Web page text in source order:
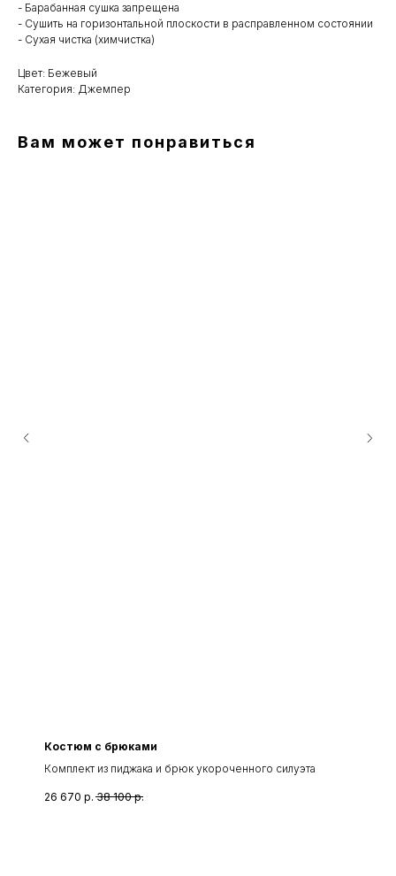
- Барабанная сушка запрещена
- Сушить на горизонтальной плоскости в расправленном состоянии
- Сухая чистка (химчистка)
Цвет: Бежевый
Категория: Джемпер
Вам может понравиться
Костюм с брюками
Комплект из пиджака и брюк укороченного силуэта
26 670 р. 38 100 р.